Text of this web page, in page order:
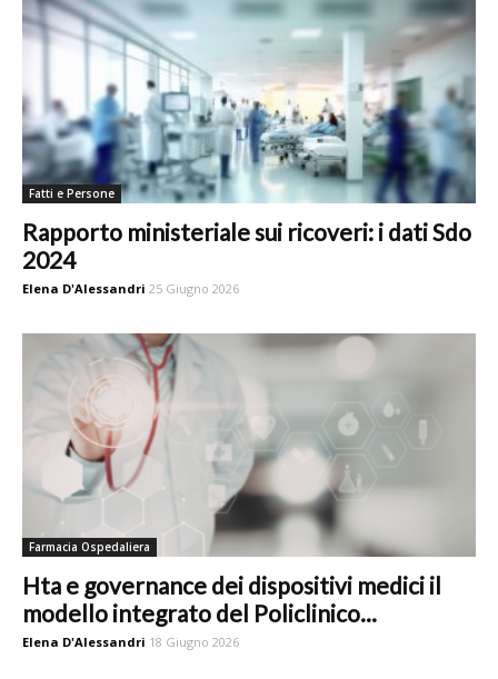
Fatti e Persone
Rapporto ministeriale sui ricoveri: i dati Sdo
2024
Elena D'Alessandri 25 Giugno 2026
Farmacia Ospedaliera
Hta e governance dei dispositivi medici il
modello integrato del Policlinico...
Elena D'Alessandri 18 Giugno 2026